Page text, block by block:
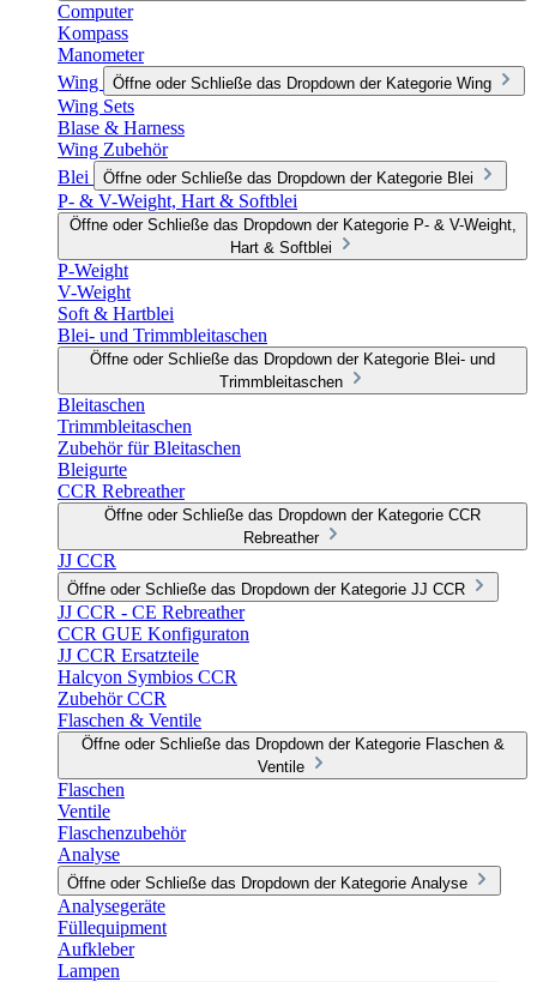
Computer
Kompass
Manometer
Wing
Öffne oder Schließe das Dropdown der Kategorie Wing
Wing Sets
Blase & Harness
Wing Zubehör
Blei
Öffne oder Schließe das Dropdown der Kategorie Blei
P- & V-Weight, Hart & Softblei
Öffne oder Schließe das Dropdown der Kategorie P- & V-Weight,
Hart & Softblei
P-Weight
V-Weight
Soft & Hartblei
Blei- und Trimmbleitaschen
Öffne oder Schließe das Dropdown der Kategorie Blei- und
Trimmbleitaschen
Bleitaschen
Trimmbleitaschen
Zubehör für Bleitaschen
Bleigurte
CCR Rebreather
Öffne oder Schließe das Dropdown der Kategorie CCR
Rebreather
JJ CCR
Öffne oder Schließe das Dropdown der Kategorie JJ CCR
JJ CCR - CE Rebreather
CCR GUE Konfiguraton
JJ CCR Ersatzteile
Halcyon Symbios CCR
Zubehör CCR
Flaschen & Ventile
Öffne oder Schließe das Dropdown der Kategorie Flaschen &
Ventile
Flaschen
Ventile
Flaschenzubehör
Analyse
Öffne oder Schließe das Dropdown der Kategorie Analyse
Analysegeräte
Füllequipment
Aufkleber
Lampen